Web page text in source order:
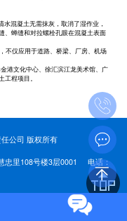
混凝土无需抹灰，取消了湿作业，
、蝉缝和对拉螺栓孔眼在混凝土表面
不仅应用于道路、桥梁、厂房、机场
港文化中心、徐汇滨江龙美术馆、广
程项目。
公司 版权所有
里108号楼3层0001 电话：